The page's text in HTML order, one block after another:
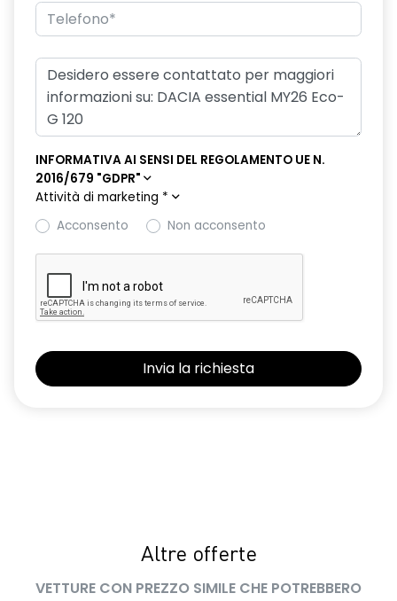
INFORMATIVA AI SENSI DEL REGOLAMENTO UE N.
2016/679 "GDPR"
Attività di marketing *
Acconsento
Non acconsento
Altre offerte
VETTURE CON PREZZO SIMILE CHE POTREBBERO